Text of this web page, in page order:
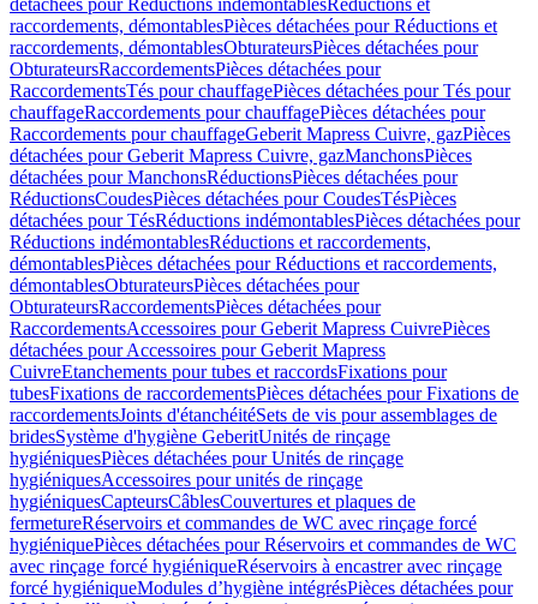
détachées pour Réductions indémontablesRéductions et
raccordements, démontablesPièces détachées pour Réductions et
raccordements, démontablesObturateursPièces détachées pour
ObturateursRaccordementsPièces détachées pour
RaccordementsTés pour chauffagePièces détachées pour Tés pour
chauffageRaccordements pour chauffagePièces détachées pour
Raccordements pour chauffageGeberit Mapress Cuivre, gazPièces
détachées pour Geberit Mapress Cuivre, gazManchonsPièces
détachées pour ManchonsRéductionsPièces détachées pour
RéductionsCoudesPièces détachées pour CoudesTésPièces
détachées pour TésRéductions indémontablesPièces détachées pour
Réductions indémontablesRéductions et raccordements,
démontablesPièces détachées pour Réductions et raccordements,
démontablesObturateursPièces détachées pour
ObturateursRaccordementsPièces détachées pour
RaccordementsAccessoires pour Geberit Mapress CuivrePièces
détachées pour Accessoires pour Geberit Mapress
CuivreEtanchements pour tubes et raccordsFixations pour
tubesFixations de raccordementsPièces détachées pour Fixations de
raccordementsJoints d'étanchéitéSets de vis pour assemblages de
bridesSystème d'hygiène GeberitUnités de rinçage
hygiéniquesPièces détachées pour Unités de rinçage
hygiéniquesAccessoires pour unités de rinçage
hygiéniquesCapteursCâblesCouvertures et plaques de
fermetureRéservoirs et commandes de WC avec rinçage forcé
hygiéniquePièces détachées pour Réservoirs et commandes de WC
avec rinçage forcé hygiéniqueRéservoirs à encastrer avec rinçage
forcé hygiéniqueModules d’hygiène intégrésPièces détachées pour